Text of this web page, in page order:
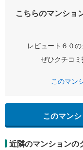
こちらのマンショ
レピュート６０
ぜひクチコミ
このマン
このマン
近隣のマンションの